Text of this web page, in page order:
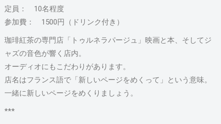
定員： 10名程度
参加費： 1500円（ドリンク付き）
珈琲紅茶の専門店「トゥルネラパージュ」映画と本、そしてジ
ャズの音色が響く店内。
オーディオにもこだわりがあります。
店名はフランス語で「新しいページをめくって」という意味。
一緒に新しいページをめくりましょう。
***